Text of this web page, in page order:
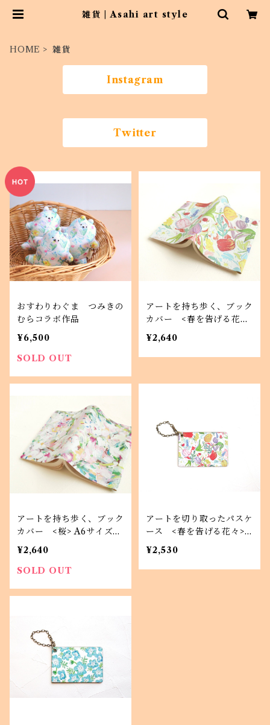
雑貨 | Asahi art style
HOME 雑貨
Instagram
Twitter
おすわりわぐま つみきの
むらコラボ作品
¥6,500
SOLD OUT
アートを持ち歩く、ブック
カバー <春を告げる花々
> A6サイズ ほぼ日手帳サ
イズ
¥2,640
アートを持ち歩く、ブック
カバー <桜> A6サイズ
ほぼ日手帳サイズ
¥2,640
SOLD OUT
アートを切り取ったパスケ
ース <春を告げる花々>
チェーン付き、定期入れ
¥2,530